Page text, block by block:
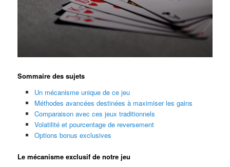
Sommaire des sujets
Un mécanisme unique de ce jeu
Méthodes avancées destinées à maximiser les gains
Comparaison avec ces jeux traditionnels
Volatilité et pourcentage de reversement
Options bonus exclusives
Le mécanisme exclusif de notre jeu